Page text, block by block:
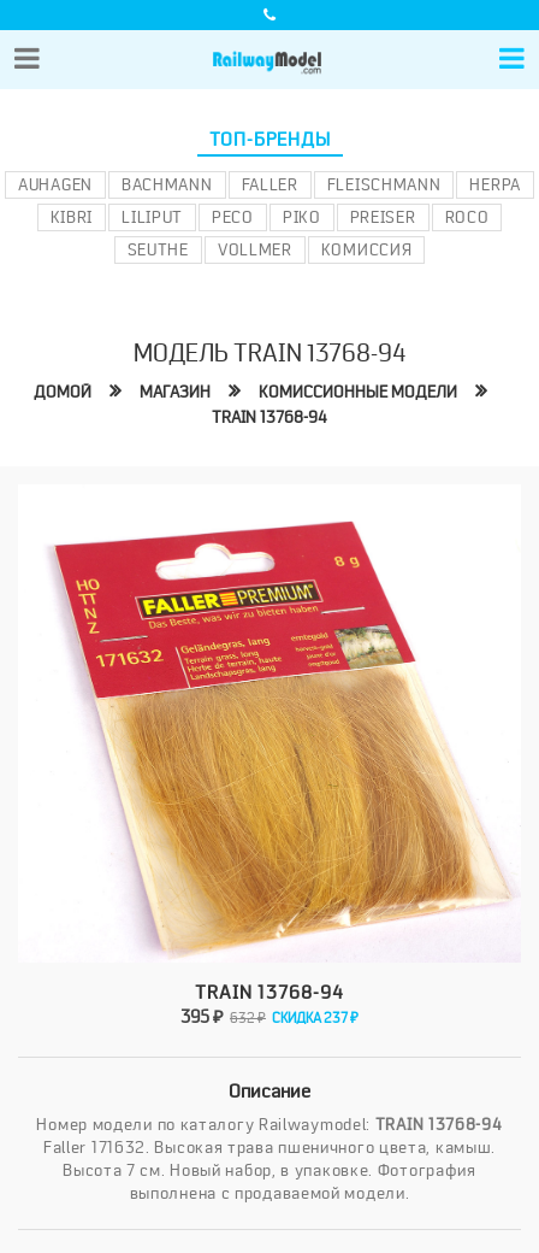
ТОП-БРЕНДЫ
AUHAGEN BACHMANN FALLER FLEISCHMANN
HERPA
KIBRI
LILIPUT PECO PIKO PREISER
ROCO
SEUTHE
VOLLMER КОМИССИЯ
МОДЕЛЬ TRAIN 13768-94
ДОМОЙ МАГАЗИН
КОМИССИОННЫЕ МОДЕЛИ
TRAIN 13768-94
TRAIN 13768-94
395 ₽ 632 ₽ СКИДКА 237 ₽
Описание
Номер модели по каталогу Railwaymodel: TRAIN 13768-94
Faller 171632. Высокая трава пшеничного цвета, камыш.
Высота 7 см. Новый набор, в упаковке. Фотография
выполнена с продаваемой модели.